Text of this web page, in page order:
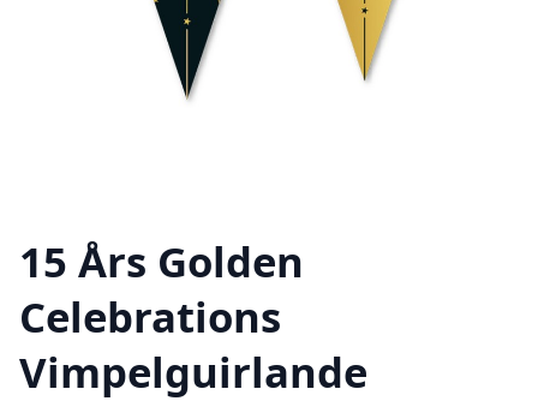
15 Års Golden
Celebrations
Vimpelguirlande